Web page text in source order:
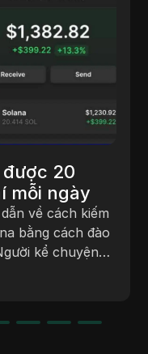
được 20
mỗi ngày
về cách kiếm
bằng cách đào
kể chuyện
về cách truy
Solana, xác
nhấn mạnh